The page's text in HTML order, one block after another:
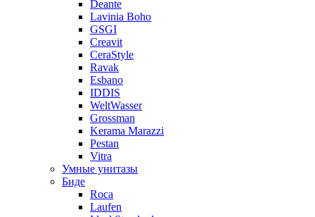
Deante
Lavinia Boho
GSGI
Creavit
CeraStyle
Ravak
Esbano
IDDIS
WeltWasser
Grossman
Kerama Marazzi
Pestan
Vitra
Умные унитазы
Биде
Roca
Laufen